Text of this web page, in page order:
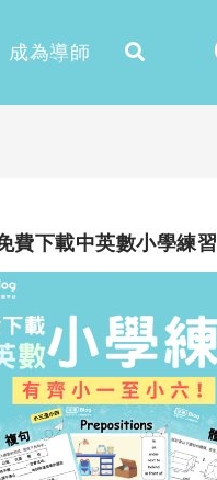
成為導師
費下載中英數小學練習